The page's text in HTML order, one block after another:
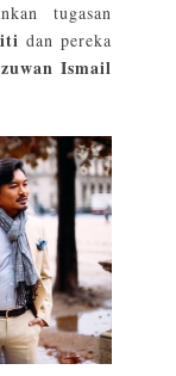
tugasan
dan pereka
Ismail